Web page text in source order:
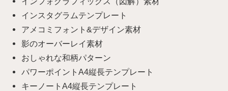
インスタグラムテンプレート
アメコミフォント&デザイン素材
影のオーバーレイ素材
おしゃれな和柄パターン
パワーポイントA4縦長テンプレート
キーノートA4縦長テンプレート